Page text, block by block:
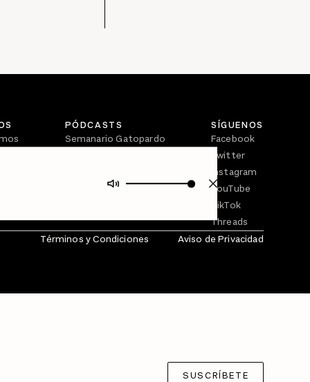
PÓDCASTS
Semanario Gatopardo
SÍGUENOS
Facebook
Twitter
Instagram
YouTube
TikTok
Threads
Términos y Condiciones Aviso de Privacidad